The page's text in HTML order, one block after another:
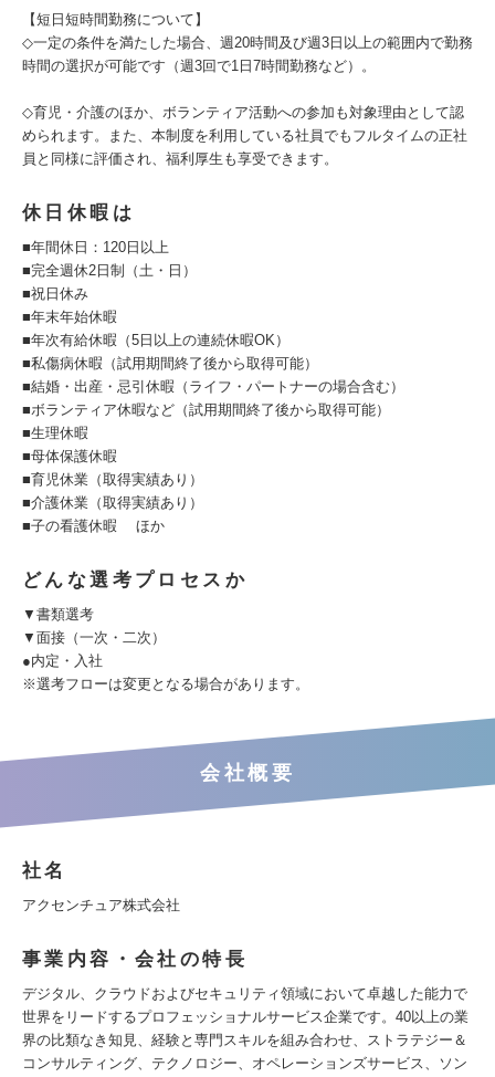
【短日短時間勤務について】
◇一定の条件を満たした場合、週20時間及び週3日以上の範囲内で勤務
時間の選択が可能です（週3回で1日7時間勤務など）。
◇育児・介護のほか、ボランティア活動への参加も対象理由として認
められます。また、本制度を利用している社員でもフルタイムの正社
員と同様に評価され、福利厚生も享受できます。
休日休暇は
■年間休日：120日以上
■完全週休2日制（土・日）
■祝日休み
■年末年始休暇
■年次有給休暇（5日以上の連続休暇OK）
■私傷病休暇（試用期間終了後から取得可能）
■結婚・出産・忌引休暇（ライフ・パートナーの場合含む）
■ボランティア休暇など（試用期間終了後から取得可能）
■生理休暇
■母体保護休暇
■育児休業（取得実績あり）
■介護休業（取得実績あり）
■子の看護休暇 ほか
どんな選考プロセスか
▼書類選考
▼面接（一次・二次）
●内定・入社
※選考フローは変更となる場合があります。
会社概要
社名
アクセンチュア株式会社
事業内容・会社の特長
デジタル、クラウドおよびセキュリティ領域において卓越した能力で
世界をリードするプロフェッショナルサービス企業です。40以上の業
界の比類なき知見、経験と専門スキルを組み合わせ、ストラテジー＆
コンサルティング、テクノロジー、オペレーションズサービス、ソン